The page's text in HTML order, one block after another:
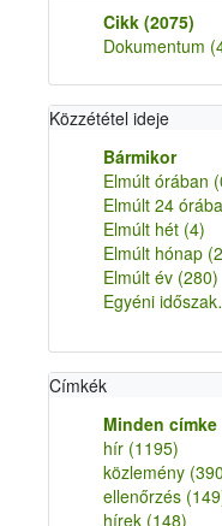
Cikk (2075)
Dokumentum
Közzététel ideje
Bármikor
Elmúlt órában
Elmúlt 24
Elmúlt hét (4)
Elmúlt hónap
Elmúlt év (280)
Egyéni
Címkék
Minden címke
hír (1195)
közlemény
ellenőrzés
hírek (148)